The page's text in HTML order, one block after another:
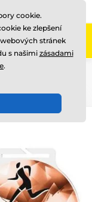
cookie.
ke zlepšení
stránek
s našimi zásadami
.